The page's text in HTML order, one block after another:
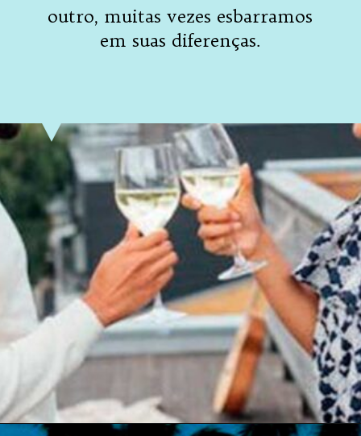
outro, muitas vezes esbarramos
em suas diferenças.